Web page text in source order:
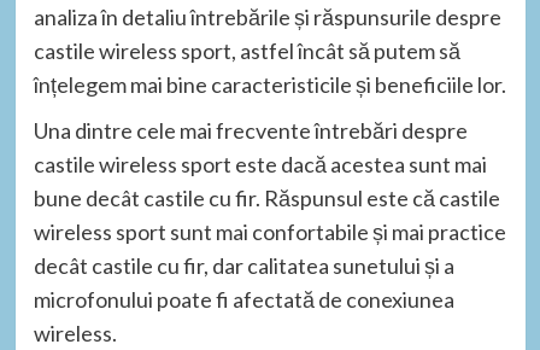
analiza în detaliu întrebările și răspunsurile despre
castile wireless sport, astfel încât să putem să
înțelegem mai bine caracteristicile și beneficiile lor.
Una dintre cele mai frecvente întrebări despre
castile wireless sport este dacă acestea sunt mai
bune decât castile cu fir. Răspunsul este că castile
wireless sport sunt mai confortabile și mai practice
decât castile cu fir, dar calitatea sunetului și a
microfonului poate fi afectată de conexiunea
wireless.